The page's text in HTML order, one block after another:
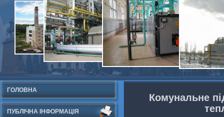
ГОЛОВНА
ПУБЛІЧНА ІНФОРМАЦІЯ
Комунальне